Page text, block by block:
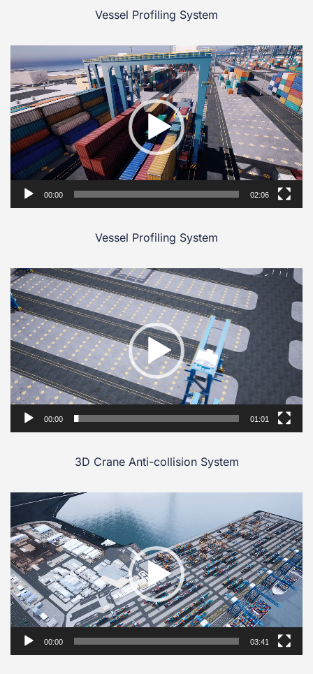
Vessel Profiling System
Video
Player
00:00 02:06
Vessel Profiling System
Video
Player
00:00 01:01
3D Crane Anti-collision System
00:00 03:41